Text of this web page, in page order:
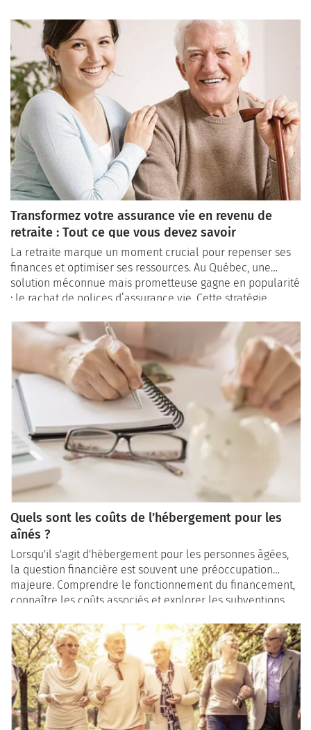
Transformez votre assurance vie en revenu de
retraite : Tout ce que vous devez savoir
La retraite marque un moment crucial pour repenser ses
finances et optimiser ses ressources. Au Québec, une
solution méconnue mais prometteuse gagne en popularité
: le rachat de polices d’assurance vie. Cette stratégie
source de revenus immédiats pour financer des besoins
comme les soins de santé, les frais de résidence pour
personnes âgées, ou simplement améliorer sa qualité de
vie.
Quels sont les coûts de l’hébergement pour les
aînés ?
Lorsqu'il s'agit d'hébergement pour les personnes âgées,
la question financière est souvent une préoccupation
majeure. Comprendre le fonctionnement du financement,
connaître les coûts associés et explorer les subventions
planification réussie. Dans cet article, nous allons
examiner en détail ces aspects et offrir des conseils
pratiques sur la planification financière à long terme.